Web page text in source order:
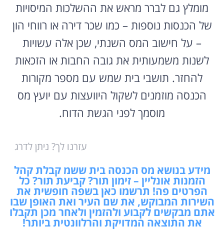
מומלץ גם לברר מראש את ההשלכות המיסויות
של הכנסות נוספות – כמו שכר דירה או רווחי הון
– על חישוב המס השנתי, שכן אלה עשויות
לשנות משמעותית את גובה החבות או הזכאות
להחזר. תושבי בית שמש עם מספר מקורות
הכנסה מוזמנים לשקול היוועצות עם יועץ מס
מוסמך לפני הגשת הדוח.
עזרנו לך? ניתן לדרג
מידע בנושא מס הכנסה בית ששמ קבלת קהל
הזמנות אונליין – זימון תור? קביעת תור? כל
הפרטים פה! תרשמו כאן בשפה חופשית את
השירות המבוקש, את שם העיר ואת האופן שבו
אתם מבקשים לקבוע ולהזמין ולאחר מכן תקבלו
את התוצאה המדויקת והרלוונטית ביותר!